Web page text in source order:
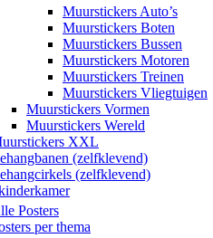
Muurstickers Auto’s
Muurstickers Boten
Muurstickers Bussen
Muurstickers Motoren
Muurstickers Treinen
Muurstickers Vliegtuigen
Muurstickers Vormen
Muurstickers Wereld
XXL
(zelfklevend)
(zelfklevend)
Posters
per thema